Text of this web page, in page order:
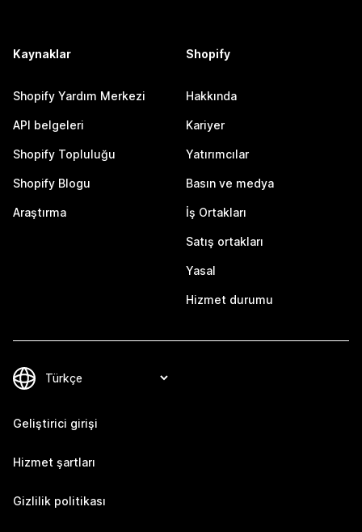
Kaynaklar
Shopify Yardım Merkezi
API belgeleri
Shopify Topluluğu
Shopify Blogu
Araştırma
Shopify
Hakkında
Kariyer
Yatırımcılar
Basın ve medya
İş Ortakları
Satış ortakları
Yasal
Hizmet durumu
Geliştirici girişi
Hizmet şartları
Gizlilik politikası